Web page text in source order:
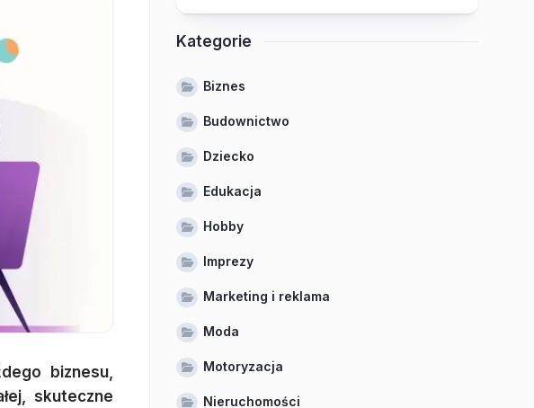
biznesu,
skuteczne
Kategorie
Biznes
Budownictwo
Dziecko
Edukacja
Hobby
Imprezy
Marketing i reklama
Moda
Motoryzacja
Nieruchomości